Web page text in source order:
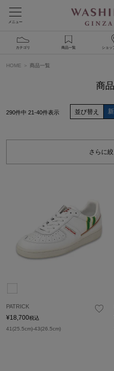
メニュー
カテゴリ 商品一覧 ショッ
HOME 商品一覧
商
並び替え
290件中 21-40件表示
さらに
PATRICK
¥18,700税込
41(25.5cm)-43(26.5cm)